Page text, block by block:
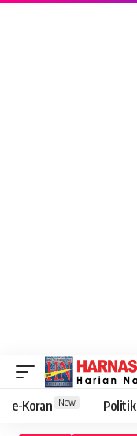
e-Koran New Politik